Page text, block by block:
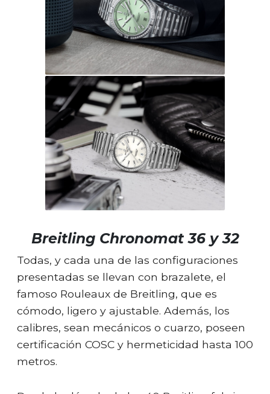
Breitling Chronomat 36 y 32
Todas, y cada una de las configuraciones
presentadas se llevan con brazalete, el
famoso Rouleaux de Breitling, que es
cómodo, ligero y ajustable. Además, los
calibres, sean mecánicos o cuarzo, poseen
certificación COSC y hermeticidad hasta 100
metros.